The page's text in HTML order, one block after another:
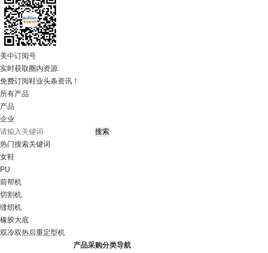
美中订阅号
实时获取圈内资源
免费订阅鞋业头条资讯！
所有产品
产品
企业
热门搜索关键词
女鞋
PU
前帮机
切割机
缝纫机
橡胶大底
双冷双热后重定型机
产品采购分类导航